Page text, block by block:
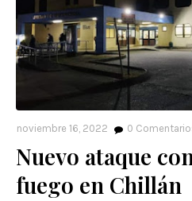
noviembre 16, 2022 0
Nuevo ataque
fuego en Chillán